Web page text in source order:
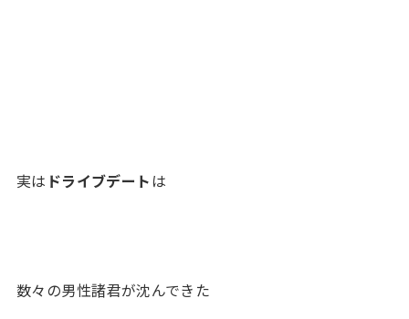
実は ドライブデートは
数々の男性諸君が沈んできた